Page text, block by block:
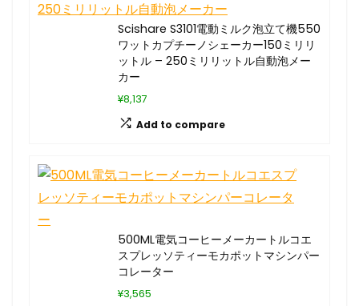
Scishare S3101電動ミルク泡立て機550
ワットカプチーノシェーカー150ミリリ
ットル – 250ミリリットル自動泡メー
カー
¥8,137
Add to compare
500ML電気コーヒーメーカートルコエ
スプレッソティーモカポットマシンパー
コレーター
¥3,565